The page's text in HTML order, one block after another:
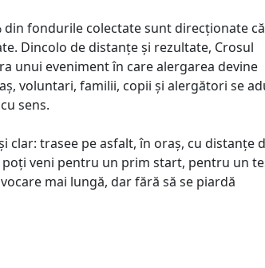
din fondurile colectate sunt direcționate
Dincolo de distanțe și rezultate, Crosul
unui eveniment în care alergarea devine
voluntari, familii, copii și alergători se
sens.
trasee pe asfalt, în oraș, cu distanțe
poți veni pentru un prim start, pentru un
mai lungă, dar fără să se piardă